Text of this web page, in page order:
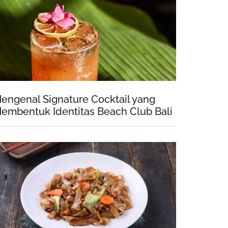
Signature Cocktail yang
Identitas Beach Club Bali